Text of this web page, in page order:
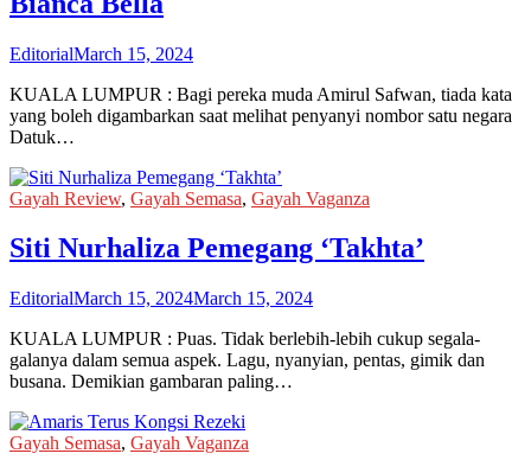
EditorialMarch 15, 2024
KUALA LUMPUR : Bagi pereka muda Amirul Safwan, tiada kata
yang boleh digambarkan saat melihat penyanyi nombor satu negara
Datuk…
Gayah Review, Gayah Semasa, Gayah Vaganza
Siti Nurhaliza Pemegang ‘Takhta’
EditorialMarch 15, 2024March 15, 2024
KUALA LUMPUR : Puas. Tidak berlebih-lebih cukup segala-
galanya dalam semua aspek. Lagu, nyanyian, pentas, gimik dan
busana. Demikian gambaran paling…
Gayah Semasa, Gayah Vaganza